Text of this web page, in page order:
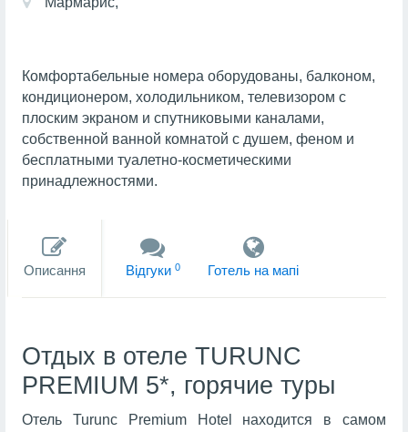
Комфортабельные номера оборудованы, балконом,
кондиционером, холодильником, телевизором с
плоским экраном и спутниковыми каналами,
собственной ванной комнатой с душем, феном и
бесплатными туалетно-косметическими
принадлежностями.
Описання Вiдгуки 0 Готель на мапi
Отдых в отеле TURUNC
PREMIUM 5*, горячие туры
Отель Turunc Premium Hotel находится в самом